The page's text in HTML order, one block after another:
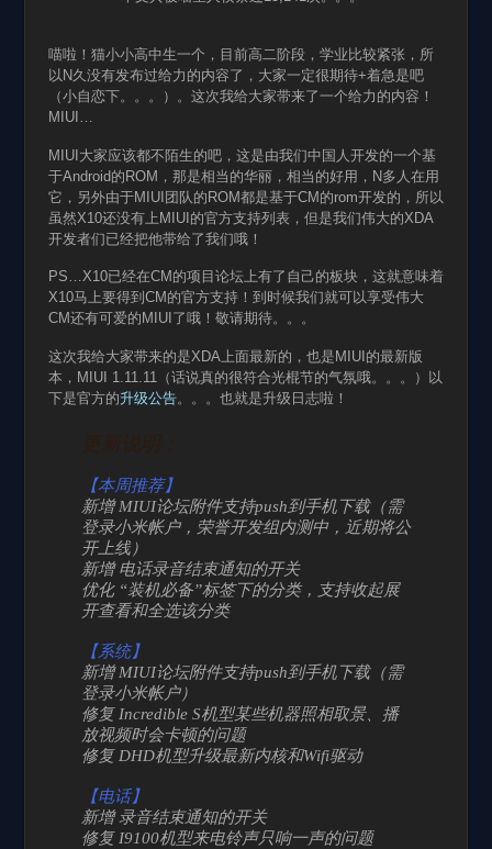
喵啦！猫小小高中生一个，目前高二阶段，学业比较紧张，所
以N久没有发布过给力的内容了，大家一定很期待+着急是吧
（小自恋下。。。）。这次我给大家带来了一个给力的内容！
MIUI…
MIUI大家应该都不陌生的吧，这是由我们中国人开发的一个基
于Android的ROM，那是相当的华丽，相当的好用，N多人在用
它，另外由于MIUI团队的ROM都是基于CM的rom开发的，所以
虽然X10还没有上MIUI的官方支持列表，但是我们伟大的XDA
开发者们已经把他带给了我们哦！
PS…X10已经在CM的项目论坛上有了自己的板块，这就意味着
X10马上要得到CM的官方支持！到时候我们就可以享受伟大
CM还有可爱的MIUI了哦！敬请期待。。。
这次我给大家带来的是XDA上面最新的，也是MIUI的最新版
本，MIUI 1.11.11（话说真的很符合光棍节的气氛哦。。。）以
下是官方的升级公告。。。也就是升级日志啦！
【本周推荐】
新增 MIUI论坛附件支持push到手机下载（需
登录小米帐户，荣誉开发组内测中，近期将公
开上线）
新增 电话录音结束通知的开关
优化 “装机必备”标签下的分类，支持收起展
开查看和全选该分类
【系统】
新增 MIUI论坛附件支持push到手机下载（需
登录小米帐户）
修复 Incredible S机型某些机器照相取景、播
放视频时会卡顿的问题
修复 DHD机型升级最新内核和Wifi驱动
【电话】
新增 录音结束通知的开关
修复 I9100机型来电铃声只响一声的问题